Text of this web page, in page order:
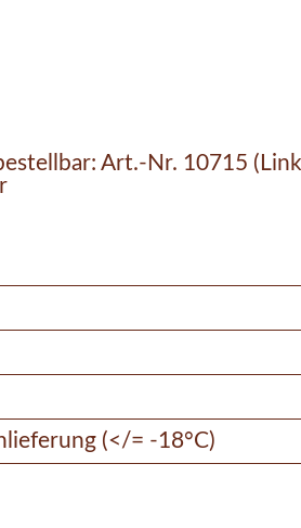
Art.-Nr. 10715
(</= -18°C)